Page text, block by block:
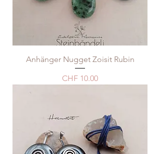
Anhänger Nugget Zoisit Rubin
Price
CHF 10.00